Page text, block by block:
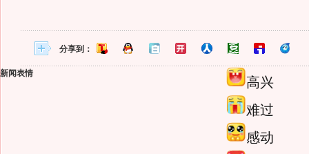
分享到：
新闻表情
高兴
难过
感动